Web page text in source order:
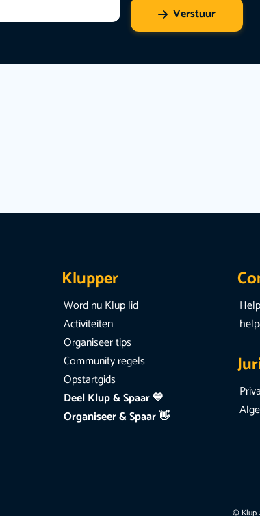
Verstuur
Klupper
Word nu Klup lid
Activiteiten
Organiseer tips
Community regels
Opstartgids
Deel Klup & Spaar 💙
Organiseer & Spaar 👋
© Klup